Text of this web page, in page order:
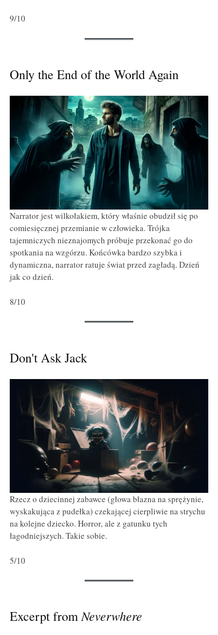
9/10
Only the End of the World Again
Narrator jest wilkołakiem, który właśnie obudził się po
comiesięcznej przemianie w człowieka. Trójka
tajemniczych nieznajomych próbuje przekonać go do
spotkania na wzgórzu. Końcówka bardzo szybka i
dynamiczna, narrator ratuje świat przed zagładą. Dzień
jak co dzień.
8/10
Don't Ask Jack
Rzecz o dziecinnej zabawce (głowa błazna na sprężynie,
wyskakująca z pudełka) czekającej cierpliwie na strychu
na kolejne dziecko. Horror, ale z gatunku tych
łagodniejszych. Takie sobie.
5/10
Excerpt fromNeverwhere